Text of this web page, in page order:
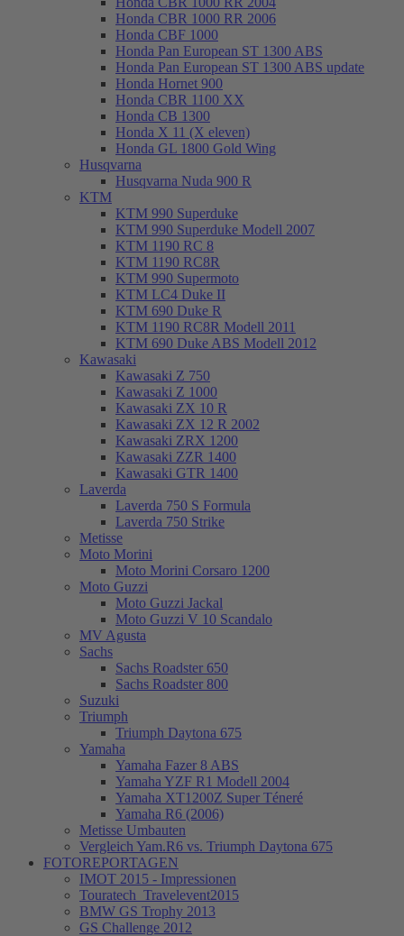
Honda CBR 1000 RR 2006
Honda CBF 1000
Honda Pan European ST 1300 ABS
Honda Pan European ST 1300 ABS update
Honda Hornet 900
Honda CBR 1100 XX
Honda CB 1300
Honda X 11 (X eleven)
Honda GL 1800 Gold Wing
Husqvarna
Husqvarna Nuda 900 R
KTM
KTM 990 Superduke
KTM 990 Superduke Modell 2007
KTM 1190 RC 8
KTM 1190 RC8R
KTM 990 Supermoto
KTM LC4 Duke II
KTM 690 Duke R
KTM 1190 RC8R Modell 2011
KTM 690 Duke ABS Modell 2012
Kawasaki
Kawasaki Z 750
Kawasaki Z 1000
Kawasaki ZX 10 R
Kawasaki ZX 12 R 2002
Kawasaki ZRX 1200
Kawasaki ZZR 1400
Kawasaki GTR 1400
Laverda
Laverda 750 S Formula
Laverda 750 Strike
Metisse
Moto Morini
Moto Morini Corsaro 1200
Moto Guzzi
Moto Guzzi Jackal
Moto Guzzi V 10 Scandalo
MV Agusta
Sachs
Sachs Roadster 650
Sachs Roadster 800
Suzuki
Triumph
Triumph Daytona 675
Yamaha
Yamaha Fazer 8 ABS
Yamaha YZF R1 Modell 2004
Yamaha XT1200Z Super Téneré
Yamaha R6 (2006)
Metisse Umbauten
Vergleich Yam.R6 vs. Triumph Daytona 675
FOTOREPORTAGEN
IMOT 2015 - Impressionen
Touratech_Travelevent2015
BMW GS Trophy 2013
GS Challenge 2012